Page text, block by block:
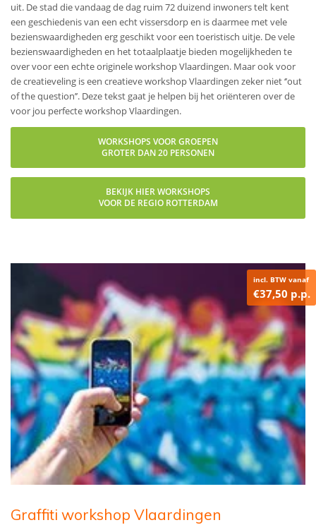
uit. De stad die vandaag de dag ruim 72 duizend inwoners telt kent
een geschiedenis van een echt vissersdorp en is daarmee met vele
bezienswaardigheden erg geschikt voor een toeristisch uitje. De vele
bezienswaardigheden en het totaalplaatje bieden mogelijkheden te
over voor een echte originele workshop Vlaardingen. Maar ook voor
de creatieveling is een creatieve workshop Vlaardingen zeker niet ‘’out
of the question’’. Deze tekst gaat je helpen bij het oriënteren over de
voor jou perfecte workshop Vlaardingen.
WORKSHOPS VOOR GROEPEN
GROTER DAN 20 PERSONEN
BEKIJK HIER WORKSHOPS
VOOR DE REGIO ROTTERDAM
incl. BTW vanaf
€37,50 p.p.
Graffiti workshop Vlaardingen